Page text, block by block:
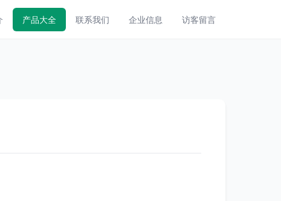
产品大全 联系我们 企业信息 访客留言